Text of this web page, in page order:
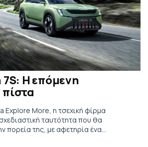
Η επόμενη
Explore More, η τσεχική φίρμα
ταυτότητα που θα
πορεία της, με αφετηρία ένα
SUV το οποίο αναλαμβάνει το